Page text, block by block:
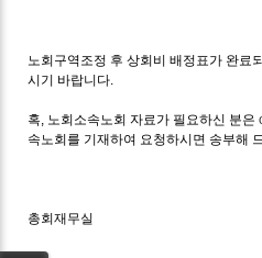
노회구역조정 후 상회비 배정표가 완료
시기 바랍니다.
혹, 노회소속노회 자료가 필요하신 분은
속노회를 기재하여 요청하시면 송부해
총회재무실
Sketchbook5,